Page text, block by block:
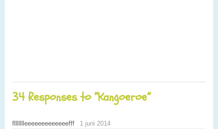
34 Responses to “Kangoeroe”
fllllllleeeeeeeeeeeeefff 1 juni 2014